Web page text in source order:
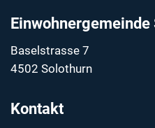
Baselstrasse 7
4502 Solothurn
Kontakt